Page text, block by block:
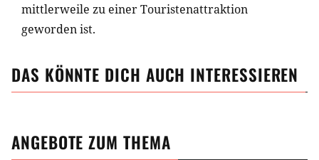
mittlerweile zu einer Touristenattraktion
geworden ist.
DAS KÖNNTE DICH AUCH INTERESSIEREN
ANGEBOTE ZUM THEMA